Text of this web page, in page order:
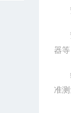
器
准